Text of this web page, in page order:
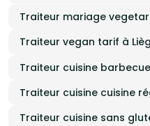
Traiteur mariage
Traiteur vegan tarif à
Traiteur cuisine
Traiteur cuisine cuisine
Traiteur cuisine sans